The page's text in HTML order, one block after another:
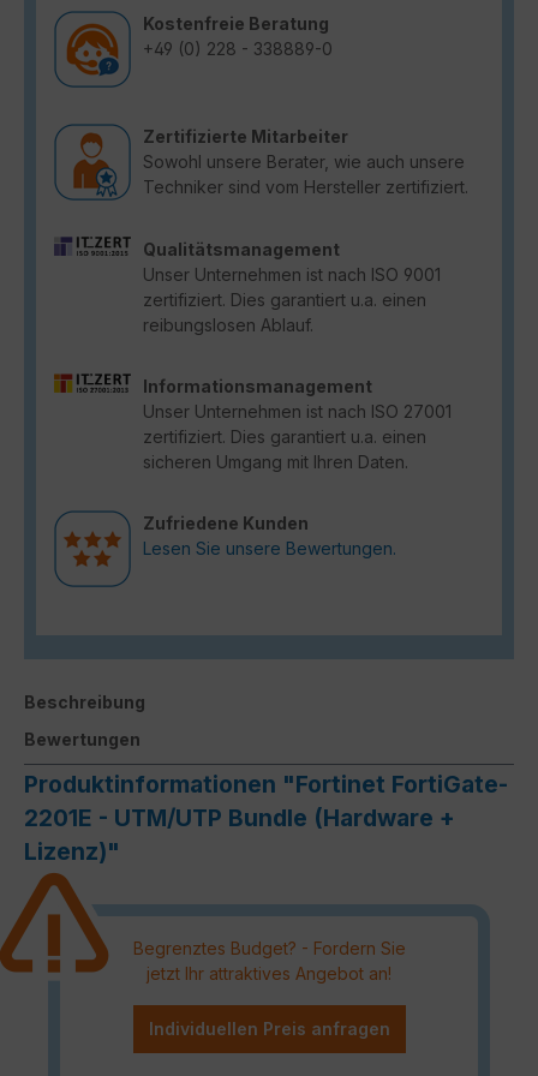
Kostenfreie Beratung
+49 (0) 228 - 338889-0
Zertifizierte Mitarbeiter
Sowohl unsere Berater, wie auch unsere
Techniker sind vom Hersteller zertifiziert.
Qualitätsmanagement
Unser Unternehmen ist nach ISO 9001
zertifiziert. Dies garantiert u.a. einen
reibungslosen Ablauf.
Informationsmanagement
Unser Unternehmen ist nach ISO 27001
zertifiziert. Dies garantiert u.a. einen
sicheren Umgang mit Ihren Daten.
Zufriedene Kunden
Lesen Sie unsere Bewertungen.
Beschreibung
Bewertungen
Produktinformationen "Fortinet FortiGate-
2201E - UTM/UTP Bundle (Hardware +
Lizenz)"
Begrenztes Budget? - Fordern Sie
jetzt Ihr attraktives Angebot an!
Individuellen Preis anfragen